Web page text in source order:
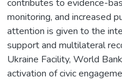
contributes to evidence-
monitoring, and increased
attention is given to the
support and multilateral
Ukraine Facility, World
activation of civic